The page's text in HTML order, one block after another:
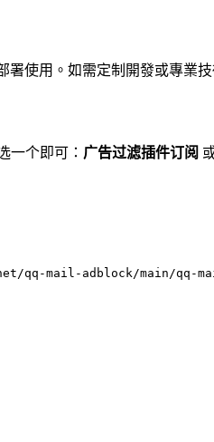
署使用。如需定制開發或專業
一个即可： 广告过滤插件订阅